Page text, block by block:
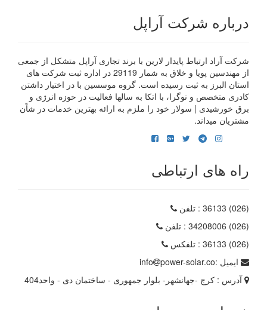
درباره شرکت آراپل
شرکت آراد ارتباط پایدار لارین با برند تجاری آراپل متشکل از جمعی
از مهندسین پویا و خلاق به شمار 29119 در اداره ثبت شرکت های
استان البرز به ثبت رسیده است. گروه موسسین با در اختیار داشتن
کادری متخصص و نوگرا، با اتکا به سالها فعالیت در حوزه انرژی و
برق خورشیدی | سولار خود را ملزم به ارائه بهترین خدمات در شاًن
مشتریان میداند.
راه های ارتباطی
(026) 36133
: تلفن
(026) 34208006
: تلفن
(026) 36133
: تلفکس
ایمیل :
info
power-solar.co
آدرس : کرج -جهانشهر- بلوار جمهوری - ساختمان دی - واحد404